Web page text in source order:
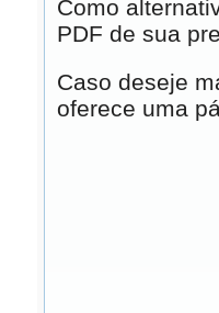
Como
PDF de sua
Caso deseje
oferece uma